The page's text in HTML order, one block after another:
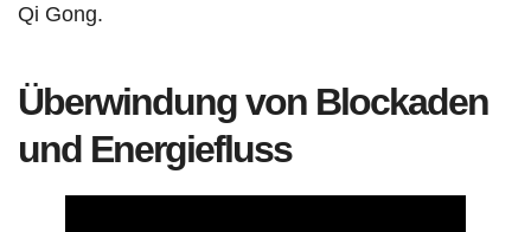
Qi Gong.
Überwindung von Blockaden
und Energiefluss